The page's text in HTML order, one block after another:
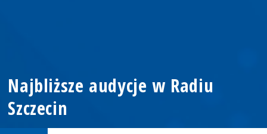
Najbliższe audycje w Radiu
Szczecin